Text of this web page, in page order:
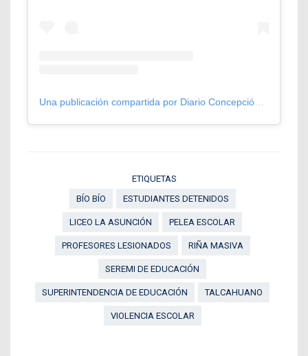
Una publicación compartida por Diario Concepción (@diarioconcepcion)
ETIQUETAS
BÍO BÍO
ESTUDIANTES DETENIDOS
LICEO LA ASUNCIÓN PELEA ESCOLAR
PROFESORES LESIONADOS RIÑA MASIVA
SEREMI DE EDUCACIÓN
SUPERINTENDENCIA DE EDUCACIÓN TALCAHUANO
VIOLENCIA ESCOLAR